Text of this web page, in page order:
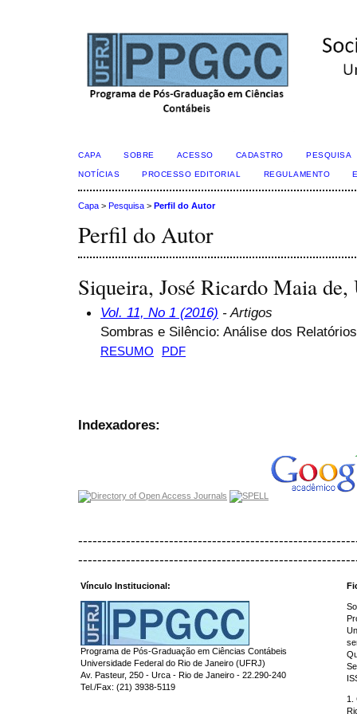
CAPA SOBRE ACESSO CADASTRO PESQUISA
NOTÍCIAS PROCESSO EDITORIAL REGULAMENTO
Capa > Pesquisa > Perfil do Autor
Perfil do Autor
Siqueira, José Ricardo Maia de,
Vol. 11, No 1 (2016) - Artigos
Sombras e Silêncio: Análise dos
RESUMO PDF
Indexadores:
Vínculo Institucional:
Programa de Pós-Graduação em Ciências Contábeis
Universidade Federal do Rio de Janeiro (UFRJ)
Av. Pasteur, 250 - Urca - Rio de Janeiro - 22.290-240
Tel./Fax: (21) 3938-5119
1.